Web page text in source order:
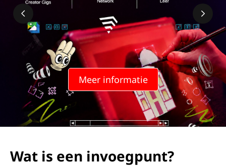
Meer informatie
Wat is een invoegpunt?